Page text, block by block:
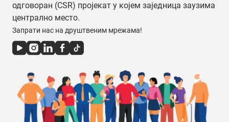
одговоран (CSR) пројекат у којем заједница заузима
централно место.
Запрати нас на друштвеним мрежама!